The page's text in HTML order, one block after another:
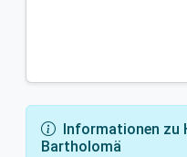
Informationen zu
Bartholomä